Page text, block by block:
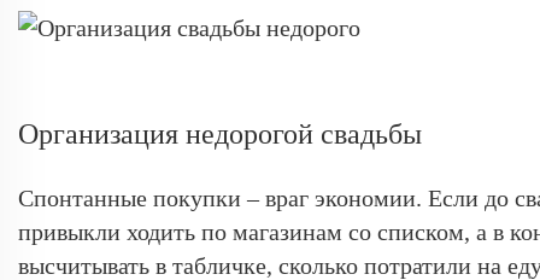
Организация недорогой свадьбы
Спонтанные покупки – враг экономии. Если до
привыкли ходить по магазинам со списком, а в
высчитывать в табличке, сколько потратили на